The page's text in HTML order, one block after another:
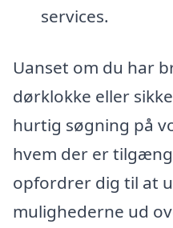
services.
Uanset om du har
dørklokke eller
hurtig søgning på
hvem der er
opfordrer dig til at
mulighederne ud